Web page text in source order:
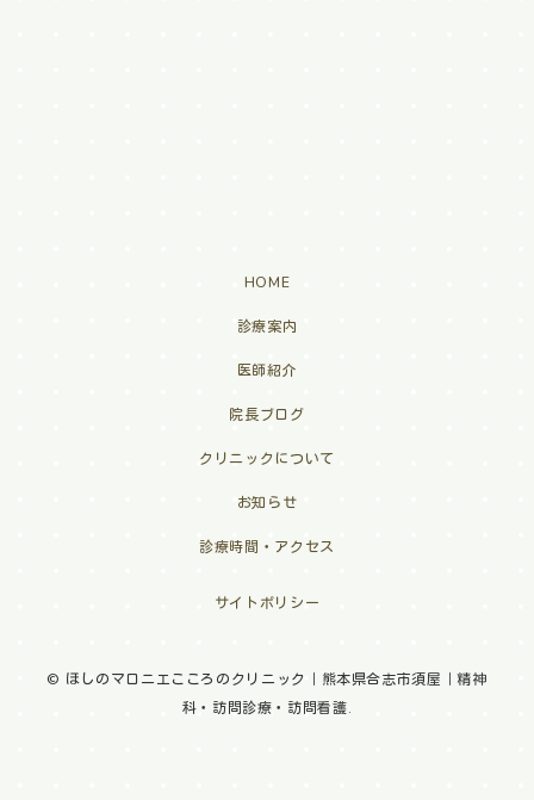
HOME
診療案内
医師紹介
院長ブログ
クリニックについて
お知らせ
診療時間・アクセス
サイトポリシー
© ほしのマロニエこころのクリニック｜熊本県合志市須屋｜精神
科・訪問診療・訪問看護.